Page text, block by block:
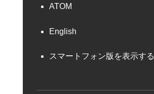
ATOM
English
スマートフォン版を表示する